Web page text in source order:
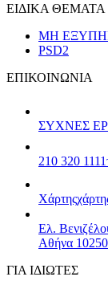
ΕΙΔΙΚΑ ΘΕΜΑΤΑ
ΜΗ
PSD2
ΕΠΙΚΟΙΝΩΝΙΑ
ΣΥΧΝΕΣ
210 320 1111
Χάρτης
Ελ.
Αθήνα 10250
ΓΙΑ ΙΔΙΩΤΕΣ